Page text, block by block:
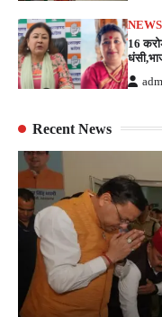
NEWS
16
Recent News